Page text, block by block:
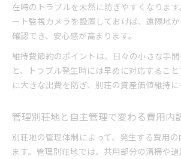
在時のトラブルを未然に防ぎやすくなりま
ート監視カメラを設置しておけば、遠隔地
確認でき、安心感が高まります。
維持費節約のポイントは、日々の小さな手
と、トラブル発生時には早めに対応するこ
に大きな出費を防ぎ、別荘の資産価値維持に
管理別荘地と自主管理で変わる費用内
別荘地の管理体制によって、発生する費用
ます。管理別荘地では、共用部分の清掃や